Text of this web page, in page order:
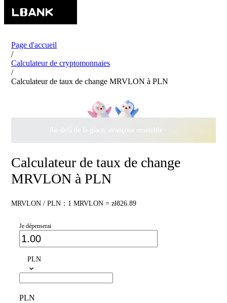
Page d'accueil
/
Calculateur de cryptomonnaies
/
Calculateur de taux de change MRVLON à PLN
Au-delà de la glace, avançons ensemble ·
500 000 $
Calculateur de taux de change
MRVLON à PLN
MRVLON / PLN：1 MRVLON = zł826.89
Je dépenserai
PLN
PLN